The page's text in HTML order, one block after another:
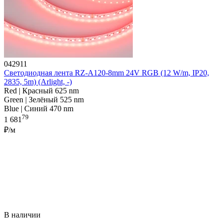
042911
Светодиодная лента RZ-A120-8mm 24V RGB (12 W/m, IP20,
2835, 5m) (Arlight, -)
Red | Красный 625 nm
Green | Зелёный 525 nm
Blue | Синий 470 nm
1 681 79
₽/м
В наличии